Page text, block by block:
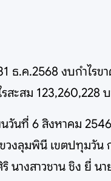
.ค.2568 งบกำไร
สะสม 123,260,228
วันที่ 6 สิงหาคม
งลุมพินี เขตปทุมวั
างสาวชาน ชิง ยี่ น